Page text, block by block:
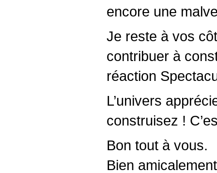
encore une
Je reste à vos
contribuer à
réaction
L’univers
construisez !
Bon tout à vous.
Bien amicalement